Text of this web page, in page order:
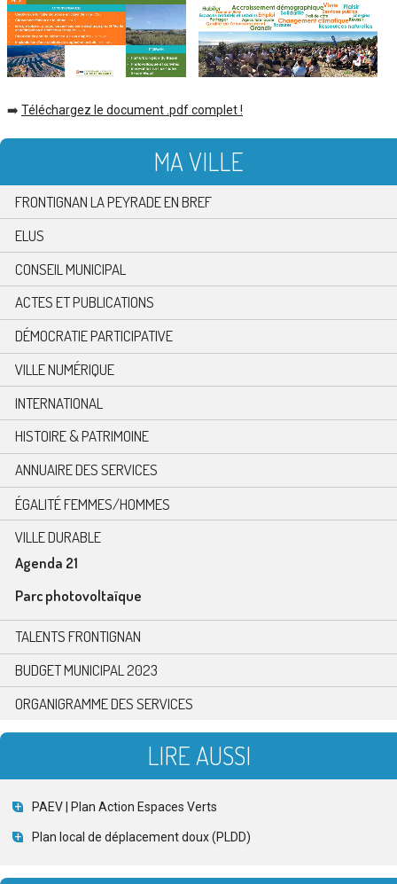
➡️ Téléchargez le document .pdf complet !
MA VILLE
FRONTIGNAN LA PEYRADE EN BREF
ELUS
CONSEIL MUNICIPAL
ACTES ET PUBLICATIONS
DÉMOCRATIE PARTICIPATIVE
VILLE NUMÉRIQUE
INTERNATIONAL
HISTOIRE & PATRIMOINE
ANNUAIRE DES SERVICES
ÉGALITÉ FEMMES/HOMMES
VILLE DURABLE
Agenda 21
Parc photovoltaïque
TALENTS FRONTIGNAN
BUDGET MUNICIPAL 2023
ORGANIGRAMME DES SERVICES
LIRE AUSSI
PAEV | Plan Action Espaces Verts
Plan local de déplacement doux (PLDD)